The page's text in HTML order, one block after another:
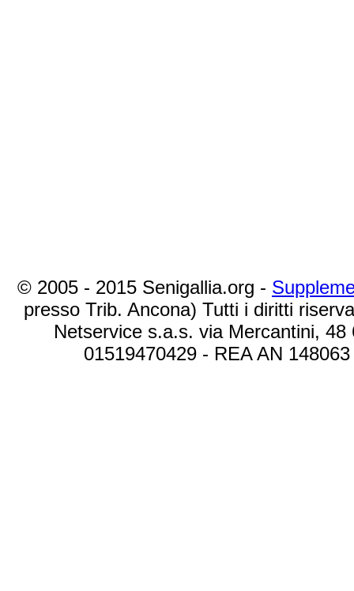
© 2005 - 2015 Senigallia.org -
presso Trib. Ancona) Tutti i diritti
Netservice s.a.s. via Mercantini,
01519470429 - REA AN